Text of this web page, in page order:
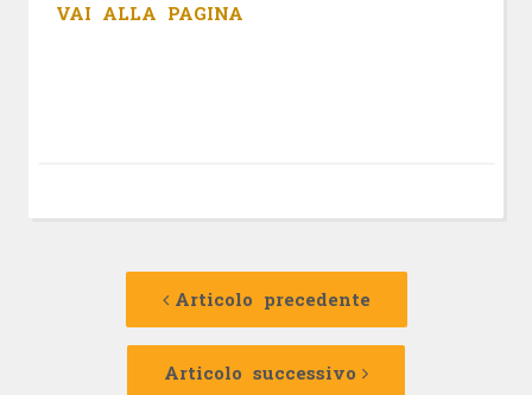
VAI ALLA PAGINA
Navigazione
Articolo precedente
Articolo
Articolo successivo
Articolo